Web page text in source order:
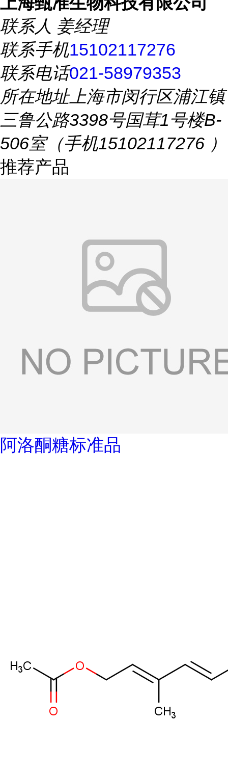
联系人 姜经理
联系手机15102117276
联系电话021-58979353
所在地址上海市闵行区浦江镇
三鲁公路3398号国茸1号楼B-
506室（手机15102117276 ）
推荐产品
阿洛酮糖标准品